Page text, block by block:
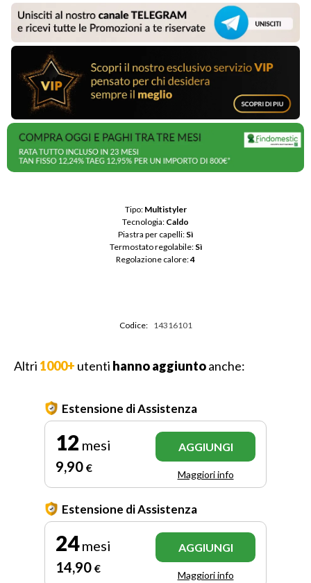
Tipo: Multistyler
Tecnologia: Caldo
Piastra per capelli: Sì
Termostato regolabile: Sì
Regolazione calore: 4
Codice: 14316101
Altri 1000+ utenti hanno aggiuntoanche:
Estensione di Assistenza
12 mesi
9,90 €
AGGIUNGI
Maggiori info
Estensione di Assistenza
24mesi
14,90 €
AGGIUNGI
Maggiori info